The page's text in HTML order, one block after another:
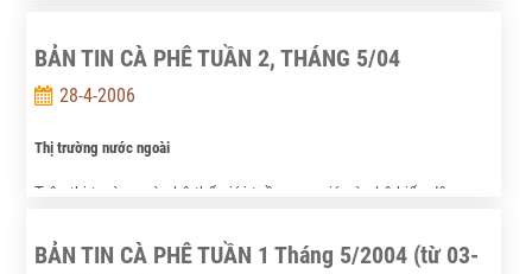
Trên cả thị trường NewYork và London đều có sự sụt giá mạnh
trong ngày giao dịch đầu tuần.
So với mức 720 USD/tấn đạt được trong ngày giao dịch cuối tuần
UScent/lb (khoảng 1546 USD/tấn), giảm 2,55 UScent/lb so với giá
BẢN TIN CÀ PHÊ TUẦN 2, THÁNG 5/04
28-4-2006
Thị trường nước ngoài
Trên thị trường cà phê thế giới tuần qua, giá cà phê biến động
dao động từ 71,45 đến 72,4 Uscent/lb so với 69,75-72,2 UScent/lb
BẢN TIN CÀ PHÊ TUẦN 1 Tháng 5/2004 (từ 03-